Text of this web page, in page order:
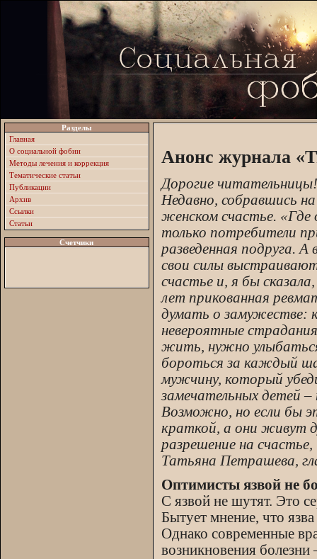
Разделы
Главная
О социальной фобии
Методы лечения и коррекция
Тематические статьи
Публикации
Архив
Ссылки
Статьи
Счетчики
Анонс журнала
Дорогие читательницы!
Недавно, собравшись
женском счастье. «Где
только потребители
разведенная подруга. А
свои силы
счастье и, я бы
лет прикованная
думать о замужестве:
невероятные
жить, нужно
бороться за каждый
мужчину, который
замечательных детей
Возможно, но если бы
краткой, а они живут
разрешение на
Татьяна Петрашева,
Оптимисты язвой не
С язвой не шутят. Это
Бытует мнение, что
Однако современные
возникновения болезни